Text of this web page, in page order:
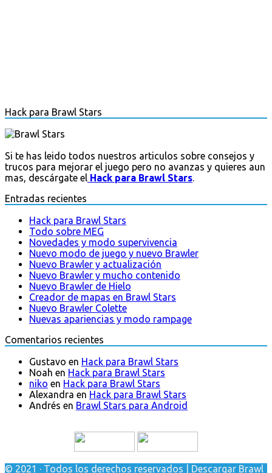
Hack para Brawl Stars
Si te has leido todos nuestros articulos sobre consejos y
trucos para mejorar el juego pero no avanzas y quieres aun
mas, descárgate el Hack para Brawl Stars.
Entradas recientes
Hack para Brawl Stars
Todo sobre MEG
Novedades y modo supervivencia
Nuevo modo de juego y nuevo Brawler
Nuevo Brawler y actualización
Nuevo Brawler y mucho contenido
Nuevo Brawler de Hielo
Creador de mapas en Brawl Stars
Nuevo Brawler Colette
Nuevas apariencias y modo rampage
Comentarios recientes
Gustavo en Hack para Brawl Stars
Noah en Hack para Brawl Stars
niko en Hack para Brawl Stars
Alexandra en Hack para Brawl Stars
Andrés en Brawl Stars para Android
© 2021 · Todos los derechos reservados | Descargar Brawl